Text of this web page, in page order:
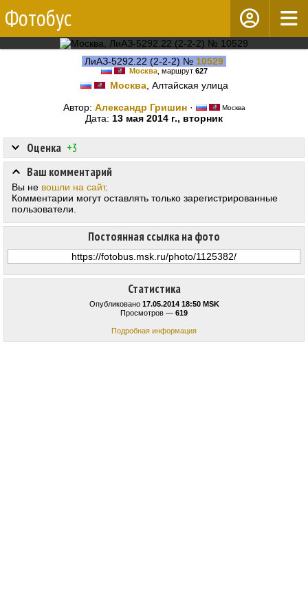
Фотобус
ЛиАЗ-5292.22 (2-2-2) № 10529
Москва, маршрут 627
Москва, Алтайская улица
Автор: Александр Гришин· Москва
Дата: 13 мая 2014 г., вторник
Статистика
Опубликовано 17.05.2014 18:50 MSK
Просмотров — 619
Подробная информация
Оценка +3
Постоянная ссылка на фото
Ваш комментарий
Вы не вошли на сайт.
Комментарии могут оставлять только зарегистрированные
пользователи.